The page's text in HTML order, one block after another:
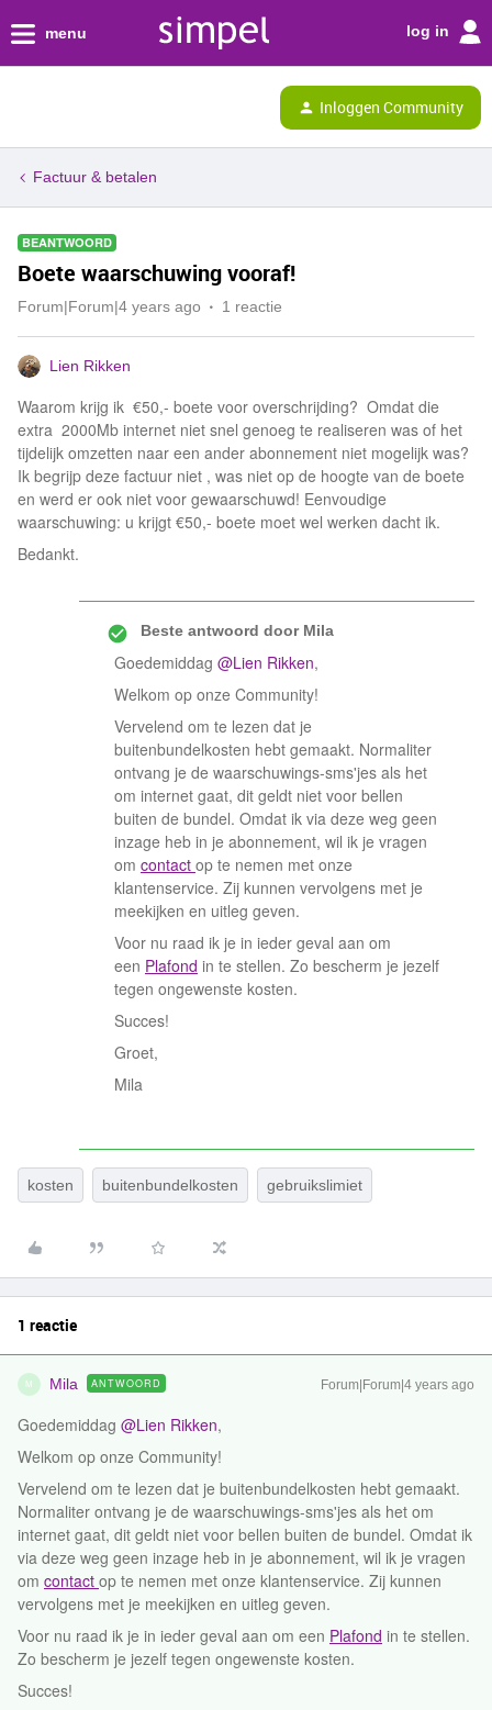
menu log in
Inloggen Community
Factuur & betalen
BEANTWOORD
Boete waarschuwing vooraf!
Forum|Forum|4 years ago 1 reactie
Lien Rikken
Waarom krijg ik €50,- boete voor overschrijding? Omdat die
extra 2000Mb internet niet snel genoeg te realiseren was of het
tijdelijk omzetten naar een ander abonnement niet mogelijk was?
Ik begrijp deze factuur niet , was niet op de hoogte van de boete
en werd er ook niet voor gewaarschuwd! Eenvoudige
waarschuwing: u krijgt €50,- boete moet wel werken dacht ik.
Bedankt.
Beste antwoord doorMila
Goedemiddag @Lien Rikken,
Welkom op onze Community!
Vervelend om te lezen dat je
buitenbundelkosten hebt gemaakt. Normaliter
ontvang je de waarschuwings-sms'jes als het
om internet gaat, dit geldt niet voor bellen
buiten de bundel. Omdat ik via deze weg geen
inzage heb in je abonnement, wil ik je vragen
om contact op te nemen met onze
klantenservice. Zij kunnen vervolgens met je
meekijken en uitleg geven.
Voor nu raad ik je in ieder geval aan om
een Plafond in te stellen. Zo bescherm je jezelf
tegen ongewenste kosten.
Succes!
Groet,
Mila
kosten buitenbundelkosten gebruikslimiet
1 reactie
M Mila ANTWOORD Forum|Forum|4 years ago
Goedemiddag @Lien Rikken,
Welkom op onze Community!
Vervelend om te lezen dat je buitenbundelkosten hebt gemaakt.
Normaliter ontvang je de waarschuwings-sms'jes als het om
internet gaat, dit geldt niet voor bellen buiten de bundel. Omdat ik
via deze weg geen inzage heb in je abonnement, wil ik je vragen
om contact op te nemen met onze klantenservice. Zij kunnen
vervolgens met je meekijken en uitleg geven.
Voor nu raad ik je in ieder geval aan om een Plafond in te stellen.
Zo bescherm je jezelf tegen ongewenste kosten.
Succes!